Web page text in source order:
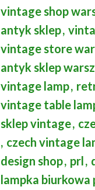
vintage shop
antyk sklep,
vintage store
antyk sklep
vintage lamp,
vintage table
sklep vintage,
, czech vintage
design shop, prl,
lampka biurkowa